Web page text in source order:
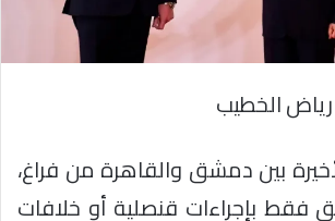
الخطيب
بين دمشق والقاهرة من فراغ،
فقط بإجراءات قنصلية أو خلافات